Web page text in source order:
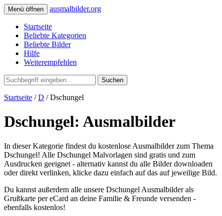
Menü öffnen ausmalbilder.org
Startseite
Beliebte Kategorien
Beliebte Bilder
Hilfe
Weiterempfehlen
Suchen
Startseite /D / Dschungel
Dschungel: Ausmalbilder
In dieser Kategorie findest du kostenlose Ausmalbilder zum Thema
Dschungel! Alle Dschungel Malvorlagen sind gratis und zum
Ausdrucken geeignet - alternativ kannst du alle Bilder downloaden
oder direkt verlinken, klicke dazu einfach auf das auf jeweilige Bild.
Du kannst außerdem alle unsere Dschungel Ausmalbilder als
Grußkarte per eCard an deine Familie & Freunde versenden -
ebenfalls kostenlos!